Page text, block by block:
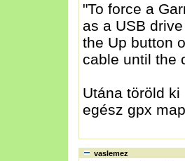
"To force a
as a USB
the Up button
cable until the
Utána töröld
egész gpx
vaslemez